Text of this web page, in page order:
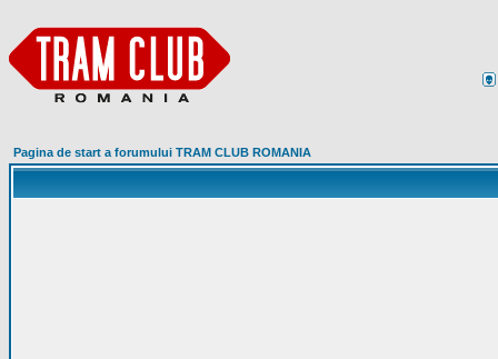
Pagina de start a forumului TRAM CLUB ROMANIA